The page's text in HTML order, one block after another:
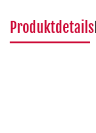
Produktdetails